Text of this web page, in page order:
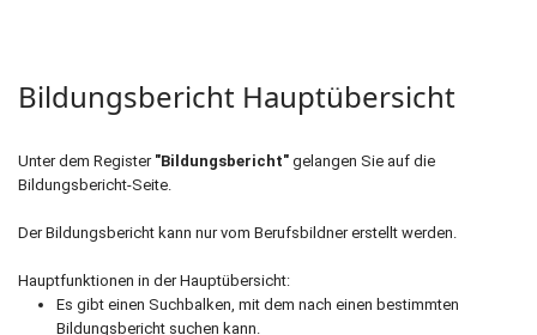
Bildungsbericht Hauptübersicht
Unter dem Register "Bildungsbericht" gelangen Sie auf die
Bildungsbericht-Seite.
Der Bildungsbericht kann nur vom Berufsbildner erstellt werden.
Hauptfunktionen in der Hauptübersicht:
Es gibt einen Suchbalken, mit dem nach einen bestimmten
Bildungsbericht suchen kann.